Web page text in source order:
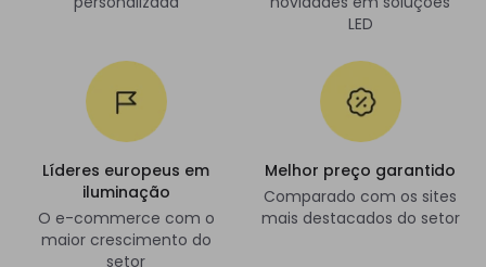
LED
Líderes europeus em
iluminação
O e-commerce com o
maior crescimento do
setor
Melhor preço garantido
Comparado com os sites
mais destacados do setor